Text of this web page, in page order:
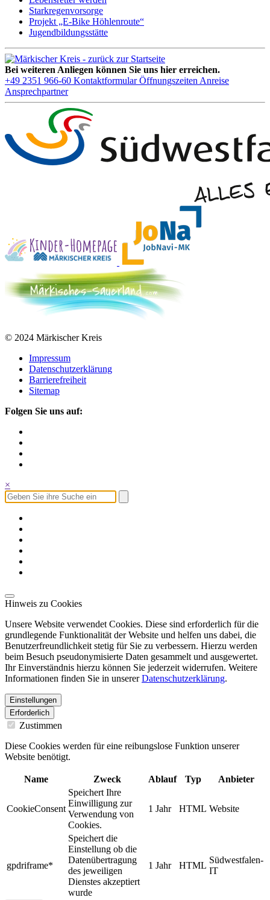
Starkregenvorsorge
Projekt „E-Bike Höhlenroute“
Jugendbildungsstätte
Bei weiteren Anliegen können Sie uns hier erreichen.
+49 2351 966-60 Kontaktformular Öffnungszeiten Anreise
Ansprechpartner
© 2024 Märkischer Kreis
Impressum
Datenschutzerklärung
Barrierefreiheit
Sitemap
Folgen Sie uns auf:
×
Hinweis zu Cookies
Unsere Website verwendet Cookies. Diese sind erforderlich für die
grundlegende Funktionalität der Website und helfen uns dabei, die
Benutzerfreundlichkeit stetig für Sie zu verbessern. Hierzu werden
beim Besuch pseudonymisierte Daten gesammelt und ausgewertet.
Ihr Einverständnis hierzu können Sie jederzeit widerrufen. Weitere
Informationen finden Sie in unsererDatenschutzerklärung.
Einstellungen
Erforderlich
Zustimmen
Diese Cookies werden für eine reibungslose Funktion unserer
Website benötigt.
Name Zweck Ablauf Typ Anbieter
CookieConsent
Speichert Ihre
Einwilligung zur
Verwendung von
Cookies.
1 Jahr HTML Website
gpdriframe*
Speichert die
Einstellung ob die
Datenübertragung
des jeweiligen
Dienstes akzeptiert
wurde
1 Jahr HTML
Südwestfalen-
IT